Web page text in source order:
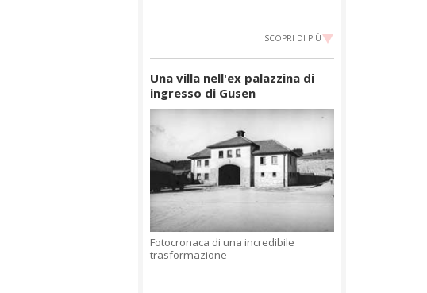
SCOPRI DI PIÙ
Una villa nell'ex palazzina di
ingresso di Gusen
Fotocronaca di una incredibile
trasformazione